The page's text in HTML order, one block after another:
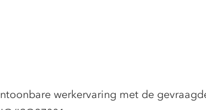
werkervaring met de